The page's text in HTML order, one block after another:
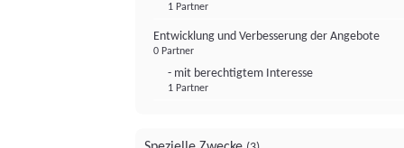
1 Partner
Entwicklung und Verbesserung der Angebote
0 Partner
- mit berechtigtem Interesse
1 Partner